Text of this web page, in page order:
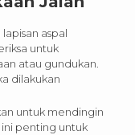
aspal
untuk
atau gundukan.
dilakukan
untuk mendingin
penting untuk